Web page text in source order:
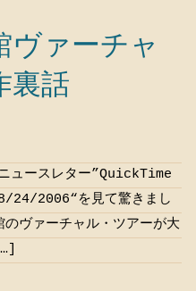
ヴァーチャ
裏話
ュースレター”QuickTime
2006“を見て驚きまし
ヴァーチャル・ツアーが大